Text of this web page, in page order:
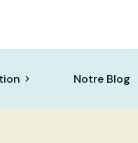
Notre Blog